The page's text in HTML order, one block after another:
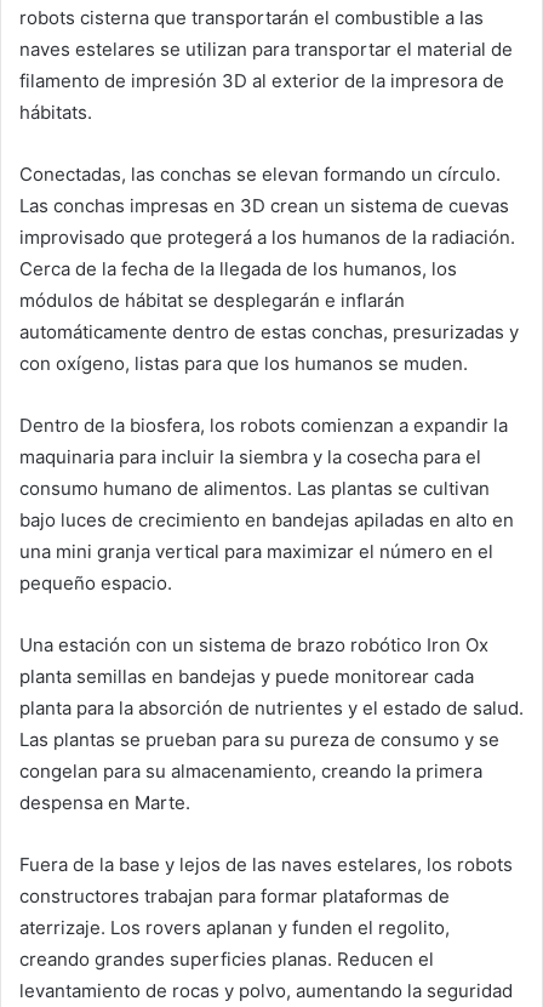
robots cisterna que transportarán el combustible a las
naves estelares se utilizan para transportar el material de
filamento de impresión 3D al exterior de la impresora de
hábitats.
Conectadas, las conchas se elevan formando un círculo.
Las conchas impresas en 3D crean un sistema de cuevas
improvisado que protegerá a los humanos de la radiación.
Cerca de la fecha de la llegada de los humanos, los
módulos de hábitat se desplegarán e inflarán
automáticamente dentro de estas conchas, presurizadas y
con oxígeno, listas para que los humanos se muden.
Dentro de la biosfera, los robots comienzan a expandir la
maquinaria para incluir la siembra y la cosecha para el
consumo humano de alimentos. Las plantas se cultivan
bajo luces de crecimiento en bandejas apiladas en alto en
una mini granja vertical para maximizar el número en el
pequeño espacio.
Una estación con un sistema de brazo robótico Iron Ox
planta semillas en bandejas y puede monitorear cada
planta para la absorción de nutrientes y el estado de salud.
Las plantas se prueban para su pureza de consumo y se
congelan para su almacenamiento, creando la primera
despensa en Marte.
Fuera de la base y lejos de las naves estelares, los robots
constructores trabajan para formar plataformas de
aterrizaje. Los rovers aplanan y funden el regolito,
creando grandes superficies planas. Reducen el
levantamiento de rocas y polvo, aumentando la seguridad